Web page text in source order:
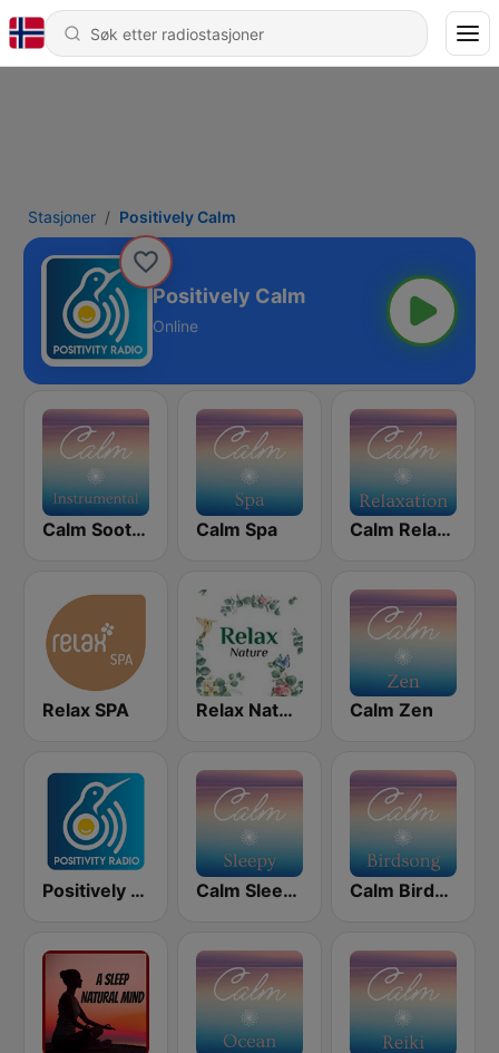
Stasjoner Positively Calm
Positively Calm
Online
Calm Soothing Instrumental Calm Spa Calm Relaxation
Relax SPA Relax Nature Calm Zen
Positively Meditation Calm Sleepy Calm Birdsong